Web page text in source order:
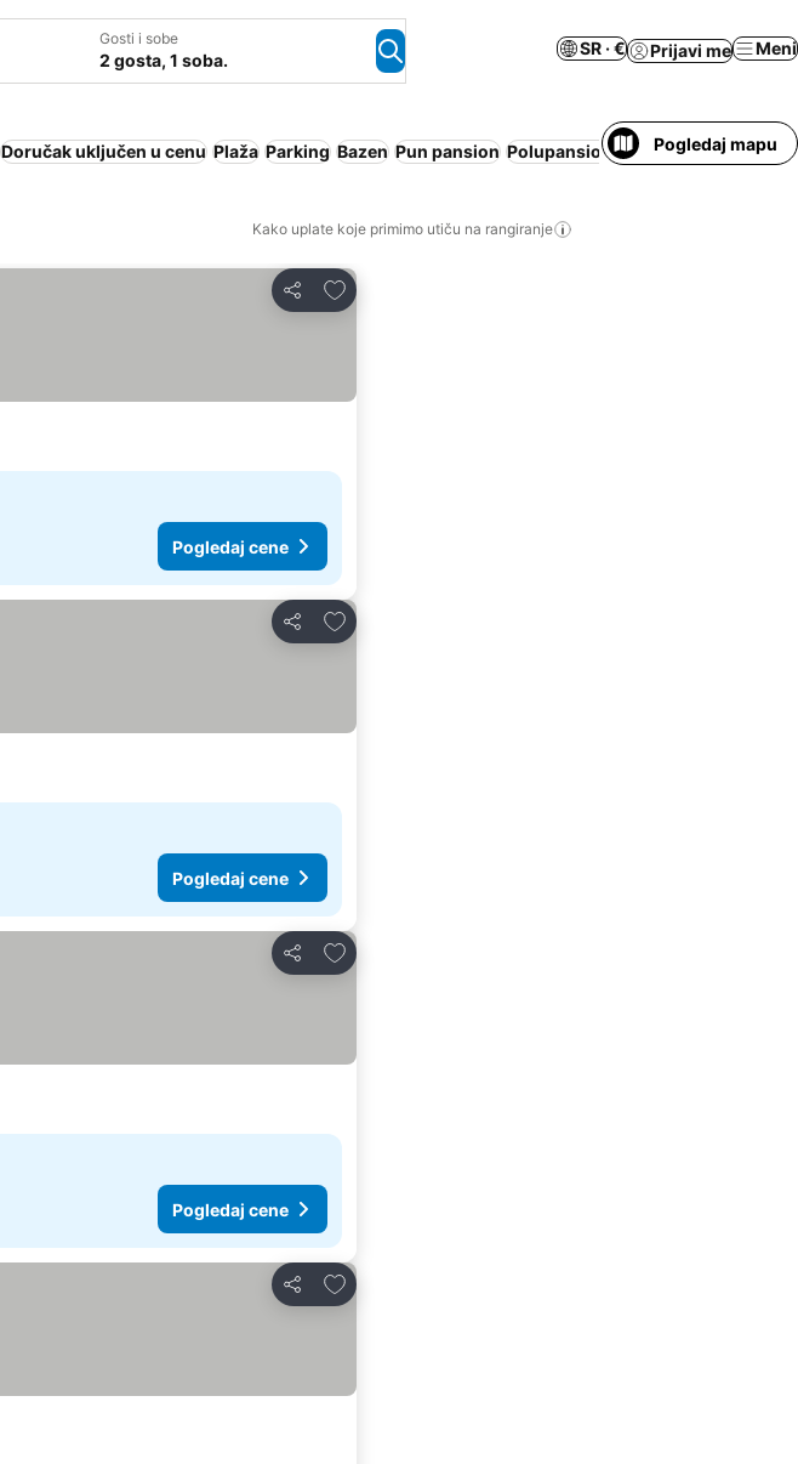
Gosti i sobe
2 gosta, 1 soba.
SR · € Prijavi me Meni
Doručak uključen u cenu Plaža Parking Bazen Pun pansion Polupansion Besplatno
Pogledaj mapu
Kako uplate koje primimo utiču na rangiranje
Deli
Dodati u favorite
Pogledaj cene
Deli
Dodati u favorite
Pogledaj cene
Deli
Dodati u favorite
Pogledaj cene
Deli
Dodati u favorite